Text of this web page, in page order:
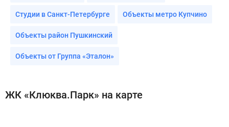
Студии в Санкт-Петербурге Объекты метро Купчино
Объекты район Пушкинский
Объекты от Группа «Эталон»
ЖК «Клюква.Парк» на карте